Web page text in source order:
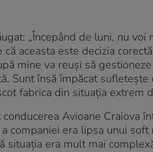
„Începând de luni, nu
că aceasta este decizia
mine va reuși să
Sunt însă împăcat
fabrica din situația extrem
Avioane Craiova
companiei era lipsa unui
situația era mult mai